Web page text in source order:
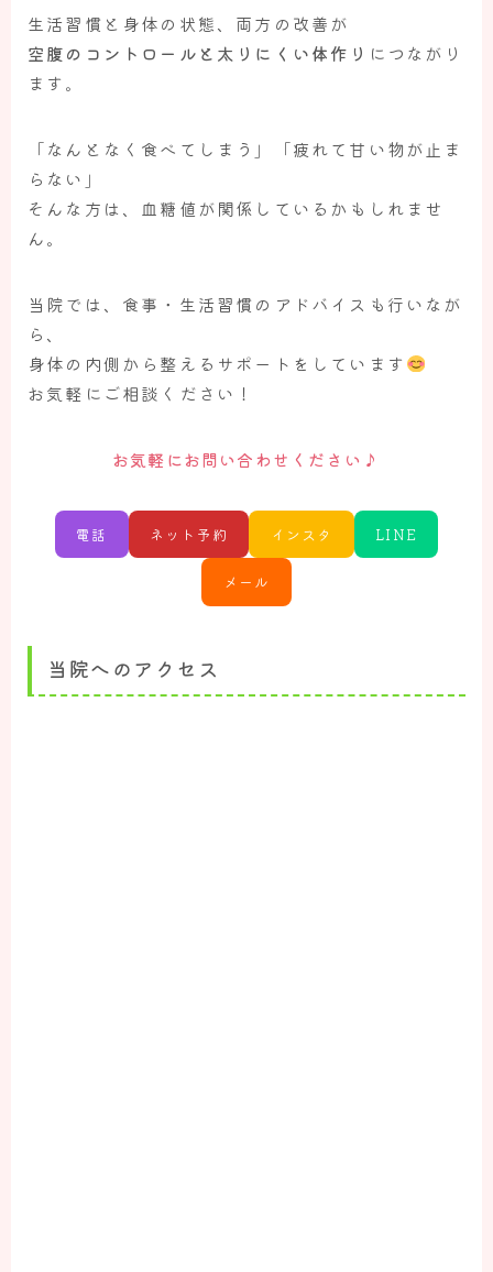
生活習慣と身体の状態、両方の改善が
空腹のコントロールと太りにくい体作り につながり
ます。
「なんとなく食べてしまう」「疲れて甘い物が止ま
らない」
そんな方は、血糖値が関係しているかもしれませ
ん。
当院では、食事・生活習慣のアドバイスも行いなが
ら、
身体の内側から整えるサポートをしています
お気軽にご相談ください！
お気軽にお問い合わせください ♪
電話 ネット予約 インスタ LINE
メール
当院へのアクセス